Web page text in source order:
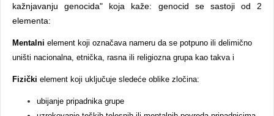
kažnjavanju genocida" koja kaže: genocid se sastoji od 2
elementa:
Mentalni element koji označava nameru da se potpuno ili delimično
uništi nacionalna, etnička, rasna ili religiozna grupa kao takva i
Fizički element koji uključuje sledeće oblike zločina:
ubijanje pripadnika grupe